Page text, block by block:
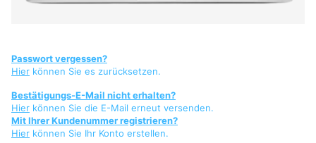
Passwort vergessen?
Hier können Sie es zurücksetzen.
Bestätigungs-E-Mail nicht erhalten?
Hier können Sie die E-Mail erneut versenden.
Mit Ihrer Kundenummer registrieren?
Hier können Sie Ihr Konto erstellen.